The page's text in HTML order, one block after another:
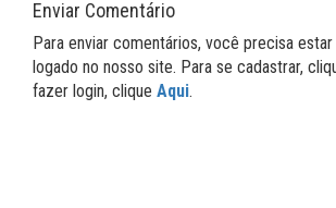
Enviar Comentário
Para enviar comentários, você precisa
logado no nosso site. Para se cadastrar,
fazer login, clique Aqui.